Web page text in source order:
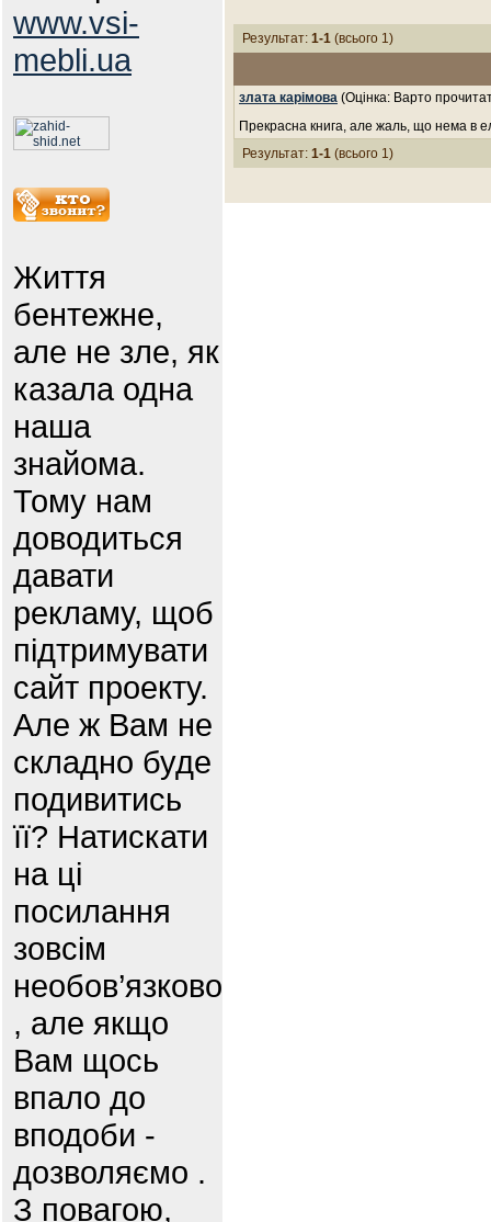
www.vsi-
mebli.ua
Життя
бентежне,
але не зле, як
казала одна
наша
знайома.
Тому нам
доводиться
давати
рекламу, щоб
підтримувати
сайт проекту.
Але ж Вам не
складно буде
подивитись
її? Натискати
на ці
посилання
зовсім
необов’язково
, але якщо
Вам щось
впало до
вподоби -
дозволяємо .
З повагою,
Результат: 1-1 (всього 1)
злата карімова (Оцінка: Варто
Прекрасна книга, але жаль, що нема в
Результат: 1-1 (всього 1)